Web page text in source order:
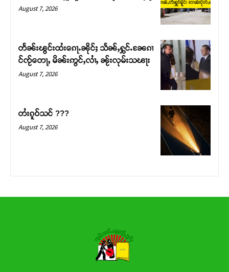
တႃႇႁႂ်ႈသဵင်ၵၢင်ၸႂ်ၵူၼ်းမိူင်း ၵူႈတီႈၵူႈလႅၼ်ပေႃးတေၸွ
တ်ႇ တူဝ်ႈလုမ်ႈၾႃႉၼၼ်ႉ ၶဝ်ႈႁူမ်ႈၵမ်ႉထႅမ် ၸုမ်းၶၢ
Donate Now
August 7, 2026
တႅၼ်းၽွင်းထႆးၵေႃႉၼိုင်ႈ သႅၼ်ႇႁွင်ႉၼႄၵၢ
င်ၸႂ်တေႃႇ မိၼ်းဢွင်ႇလၢႆႇ ၼႂ်းလုမ်းသၽႃး
August 7, 2026
တႆးၵူဝ်သင် ???
August 7, 2026